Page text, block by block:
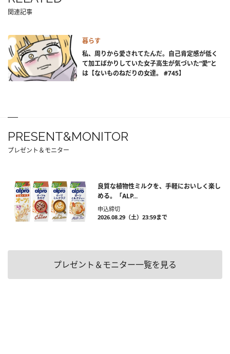
関連記事
暮らす
私、周りから愛されてたんだ。自己肯定感が低く
て加工ばかりしていた女子高生が気づいた“愛”と
は【ないものねだりの女達。 #745】
PRESENT&MONITOR
プレゼント＆モニター
良質な植物性ミルクを、手軽においしく楽し
める。「ALP...
申込締切
2026.08.29（土）23:59まで
プレゼント＆モニター一覧を見る